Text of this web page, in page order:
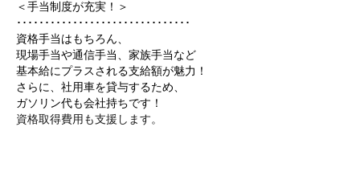
＜手当制度が充実！＞
･･･････････････････････････････
資格手当はもちろん、
現場手当や通信手当、家族手当など
基本給にプラスされる支給額が魅力！
さらに、社用車を貸与するため、
ガソリン代も会社持ちです！
資格取得費用も支援します。